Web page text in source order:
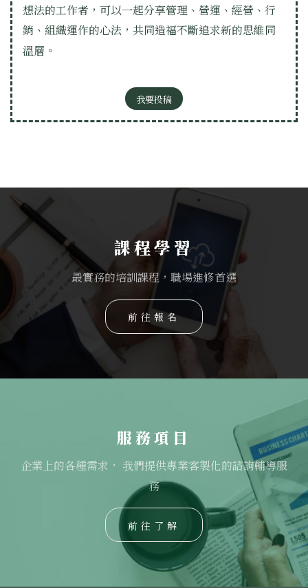
想法的工作者，可以一起分享管理、營運、經營、行
銷、組織運作的心法，共同造福不斷追求新的思維同
溫層。
我要投稿
課程學習
最實務的培訓課程，職場進修首選
前往報名
服務項目
企業上的各種需求， 我們提供專業客製化的諮詢輔導服
務
前往了解